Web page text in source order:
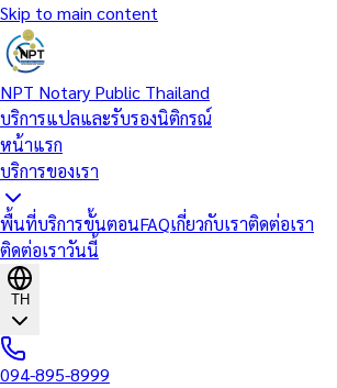
Skip to main content
NPT Notary Public Thailand
บริการแปลและรับรองนิติกรณ์
หน้าแรก
บริการของเรา
พื้นที่บริการขั้นตอนFAQเกี่ยวกับเราติดต่อเรา
ติดต่อเราวันนี้
TH
094-895-8999